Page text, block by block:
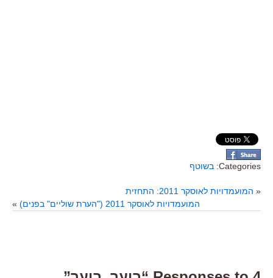
Categories: בשוטף
« המועמדויות לאוסקר 2011: התחזית
המועמדויות לאוסקר 2011 ("הערת שוליים" בפנים)
»